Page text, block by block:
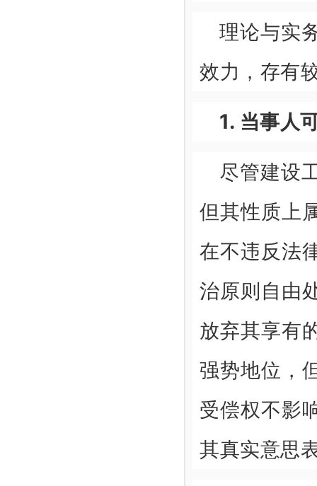
理论与实
效力，存有
1. 当事人
尽管建设
但其性质上
在不违反法
治原则自由
放弃其享有
强势地位，
受偿权不影
其真实意思